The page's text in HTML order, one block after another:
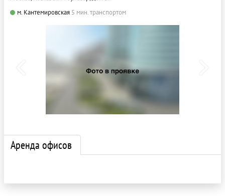
м. Кантемировская 5 мин. транспортом
Аренда офисов